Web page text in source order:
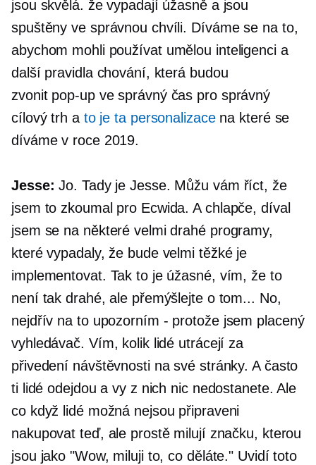
jsou skvělá. že vypadají úžasně a jsou
spuštěny ve správnou chvíli. Díváme se na to,
abychom mohli používat umělou inteligenci a
další pravidla chování, která budou
zvonit pop-upve správný čas pro správný
cílový trh a to je ta personalizacena které se
díváme v roce 2019.
Jesse: Jo. Tady je Jesse. Můžu vám říct, že
jsem to zkoumal pro Ecwida. A chlapče, díval
jsem se na některé velmi drahé programy,
které vypadaly, že bude velmi těžké je
implementovat. Tak to je úžasné, vím, že to
není tak drahé, ale přemýšlejte o tom... No,
nejdřív na to upozorním - protože jsem placený
vyhledávač. Vím, kolik lidé utrácejí za
přivedení návštěvnosti na své stránky. A často
ti lidé odejdou a vy z nich nic nedostanete. Ale
co když lidé možná nejsou připraveni
nakupovat teď, ale prostě milují značku, kterou
jsou jako "Wow, miluji to, co děláte." Uvidí toto